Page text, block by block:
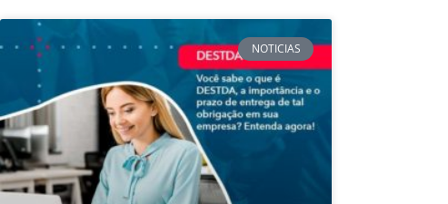
NOTICIAS